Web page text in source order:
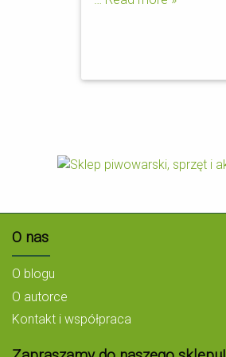
O nas
O blogu
O autorce
Kontakt i współpraca